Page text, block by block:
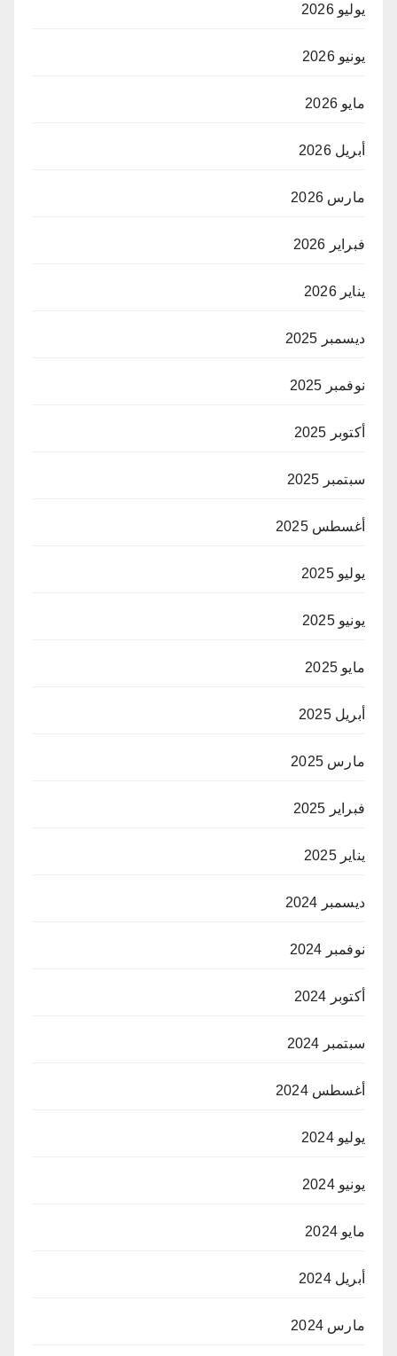
يوليو 2026
يونيو 2026
مايو 2026
أبريل 2026
مارس 2026
فبراير 2026
يناير 2026
ديسمبر 2025
نوفمبر 2025
أكتوبر 2025
سبتمبر 2025
أغسطس 2025
يوليو 2025
يونيو 2025
مايو 2025
أبريل 2025
مارس 2025
فبراير 2025
يناير 2025
ديسمبر 2024
نوفمبر 2024
أكتوبر 2024
سبتمبر 2024
أغسطس 2024
يوليو 2024
يونيو 2024
مايو 2024
أبريل 2024
مارس 2024